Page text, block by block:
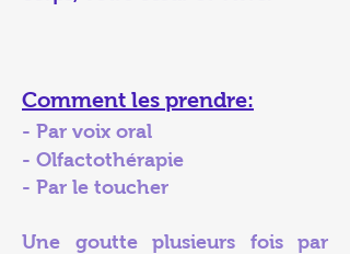
Comment les prendre:
- Par voix oral
- Olfactothérapie
- Par le toucher
Une goutte plusieurs fois par